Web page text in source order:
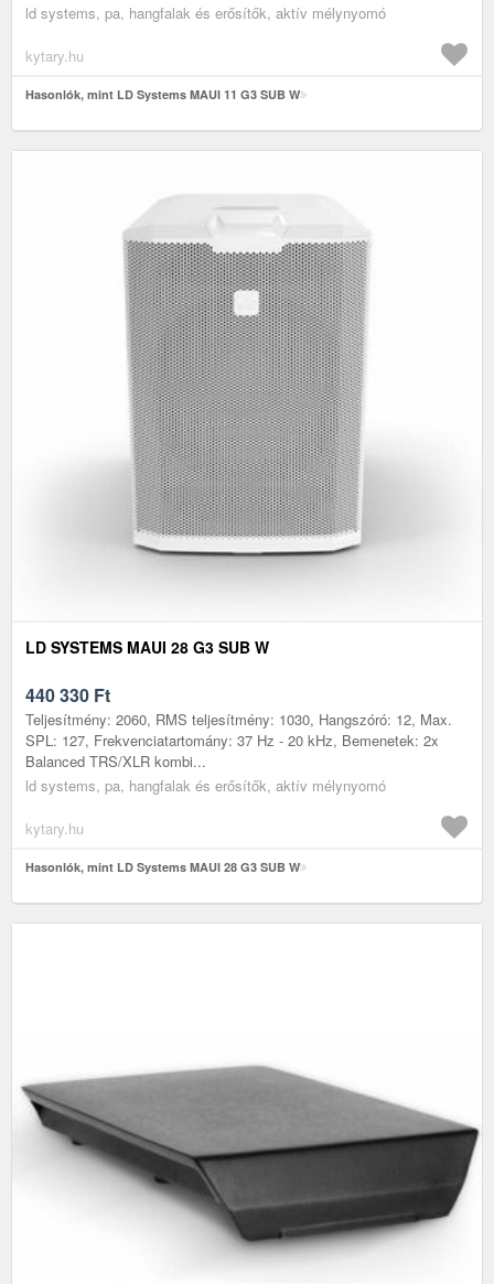
ld systems, pa, hangfalak és erősítők, aktív mélynyomó
kytary.hu
Hasonlók, mint LD Systems MAUI 11 G3 SUB W
LD SYSTEMS MAUI 28 G3 SUB W
440 330 Ft
Teljesítmény: 2060, RMS teljesítmény: 1030, Hangszóró: 12, Max.
SPL: 127, Frekvenciatartomány: 37 Hz - 20 kHz, Bemenetek: 2x
Balanced TRS/XLR kombi...
ld systems, pa, hangfalak és erősítők, aktív mélynyomó
kytary.hu
Hasonlók, mint LD Systems MAUI 28 G3 SUB W